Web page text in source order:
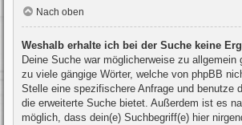
Nach oben
Weshalb erhalte ich bei der Suche keine
Deine Suche war möglicherweise zu allgemein
zu viele gängige Wörter, welche von phpBB
Stelle eine spezifischere Anfrage und benutze
die erweiterte Suche bietet. Außerdem ist es
möglich, dass dein(e) Suchbegriff(e) hier